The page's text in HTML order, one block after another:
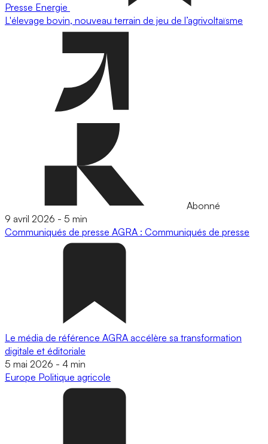
Presse Energie
L'élevage bovin, nouveau terrain de jeu de l’agrivoltaïsme
Abonné
9 avril 2026 - 5 min
Communiqués de presse AGRA : Communiqués de presse
Le média de référence AGRA accélère sa transformation
digitale et éditoriale
5 mai 2026 - 4 min
Europe Politique agricole